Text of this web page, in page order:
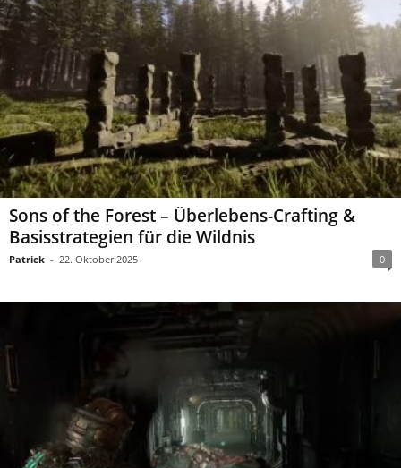
Sons of the Forest – Überlebens-Crafting &
Basisstrategien für die Wildnis
Patrick - 22. Oktober 2025 0